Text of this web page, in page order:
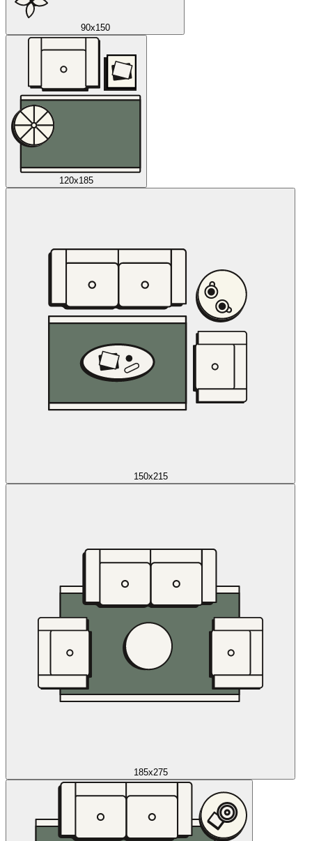
90x150
120x185
150x215
185x275